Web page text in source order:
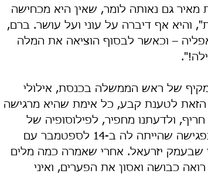
מאיר גם נאותה לומר, שאין היא מכחישה
אף דיברה על עוני ועל עושר. ברם,
– וכאשר לבסוף הוציאה את המלה
של ראש הממשלה בכנסת, אילולי
לטענת קבע, כל אימת שהיא מרגישה
ולדעתנו מחפיר, לפילוסופיה של
התנשאות תרבותית, השמיעה ראש הממשלה בפגישה שהייתה לה ב-14 לספטמבר עם
שבעמק יזרעאל. אחרי שאמרה כמה מלים
כבושה ואסון את הפערים, ואיני